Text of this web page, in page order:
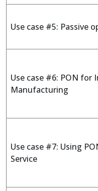
Use case #5: Passive
Use case #6: PON for
Manufacturing
Use case #7: Using
Service